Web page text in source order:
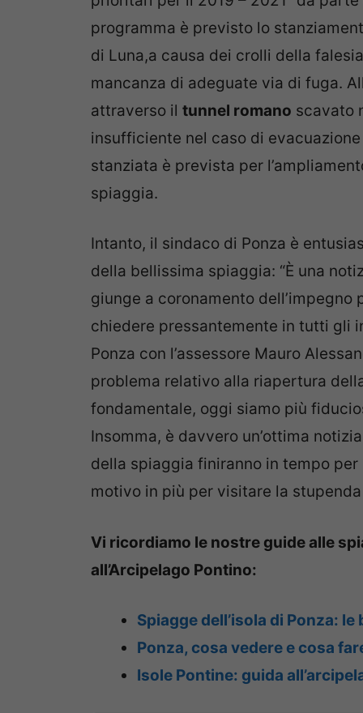
programma è previsto lo
di Luna,a causa dei crolli della
mancanza di adeguate via di fuga.
attraverso il tunnel romano scavato
insufficiente nel caso di
stanziata è prevista per
spiaggia.
Intanto, il sindaco di Ponza è
della bellissima spiaggia: “È una
giunge a coronamento
chiedere pressantemente in tutti gli
Ponza con l’assessore Mauro
problema relativo alla riapertura
fondamentale, oggi siamo più
Insomma, è davvero un’ottima
della spiaggia finiranno in tempo
motivo in più per visitare la
Vi ricordiamo le nostre guide alle
all’Arcipelago Pontino:
Spiagge dell’isola di Ponza:
Ponza, cosa vedere e cosa
Isole Pontine: guida